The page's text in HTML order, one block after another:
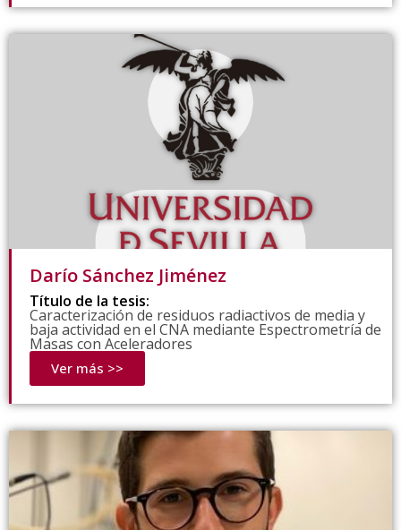
Darío Sánchez Jiménez
Título de la tesis:
Caracterización de residuos radiactivos de media y
baja actividad en el CNA mediante Espectrometría de
Masas con Aceleradores
Ver más >>